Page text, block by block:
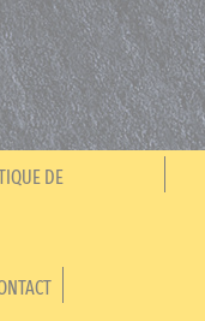
DE